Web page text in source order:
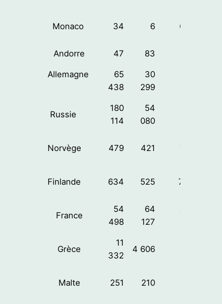
Monaco 34 6 64%
Andorre 47 83
Allemagne
65
438
30
299
Russie
180
114
54
080
Norvège 479 421 72%
Finlande 634 525 72%
France
54
498
64
127
76%
Grèce
11
332
4 606
Malte 251 210